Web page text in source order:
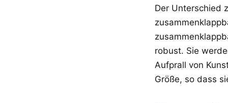
Der Unterschied
robust. Sie
Aufprall von
Größe, so dass